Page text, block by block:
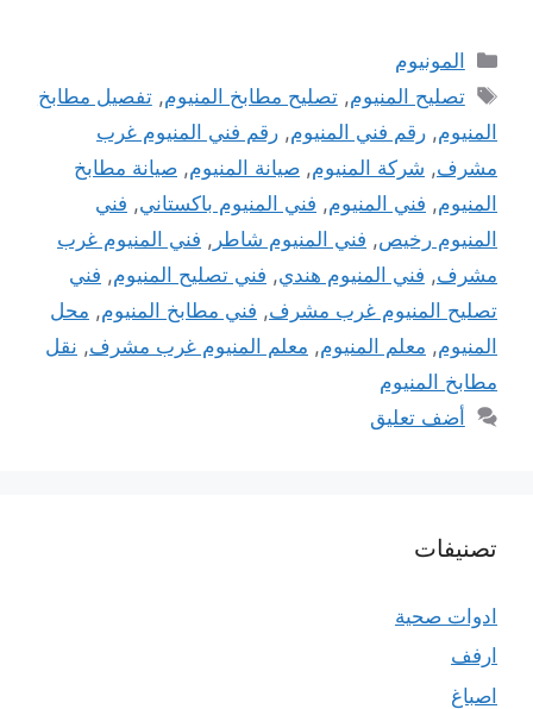
التصنيفات
المونيوم
الوسوم
تصليح المنيوم,تصليح مطابخ المنيوم,تفصيل مطابخ
المنيوم, رقم فني المنيوم, رقم فني المنيوم غرب
مشرف, شركة المنيوم, صيانة المنيوم, صيانة مطابخ
المنيوم, فني المنيوم, فني المنيوم باكستاني, فني
المنيوم رخيص, فني المنيوم شاطر , فني المنيوم غرب
مشرف, فني المنيوم هندي, فني تصليح المنيوم, فني
تصليح المنيوم غرب مشرف, فني مطابخ المنيوم, محل
المنيوم, معلم المنيوم, معلم المنيوم غرب مشرف, نقل
مطابخ المنيوم
أضف تعليق
تصنيفات
ادوات صحية
ارفف
اصباغ